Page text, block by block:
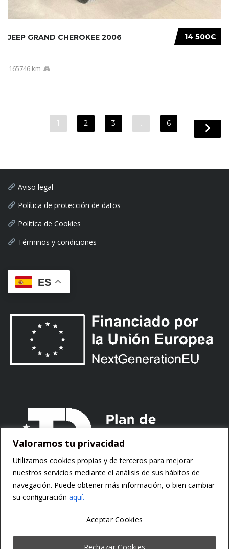
Valoramos tu privacidad
Utilizamos cookies propias y de terceros para mejorar
nuestros servicios mediante el análisis de sus hábitos de
navegación. Puede obtener más información, o bien cambiar
su conﬁguración aquí.
Rechazar Cookies
Aceptar Cookies
14 500€
JEEP GRAND CHEROKEE 2006
165746 km
1 2 3 … 6
Aviso legal
Política de protección de datos
Política de Cookies
Términos y condiciones
ES